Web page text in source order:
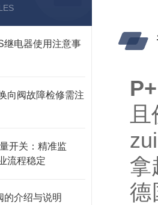
继电器使用注意事
向阀故障检修需注
开关：精准监
流程稳定
的介绍与说明
拿
德